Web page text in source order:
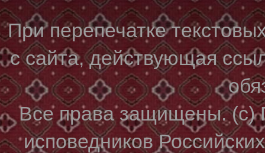
При перепечатке
с сайта, действующая
Все права защищены. (с)
исповедников